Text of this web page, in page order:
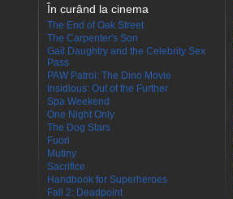
În curând la cinema
The End of Oak Street
The Carpenter's Son
Gail Daughtry and the Celebrity Sex
Pass
PAW Patrol: The Dino Movie
Insidious: Out of the Further
Spa Weekend
One Night Only
The Dog Stars
Fuori
Mutiny
Sacrifice
Handbook for Superheroes
Fall 2: Deadpoint